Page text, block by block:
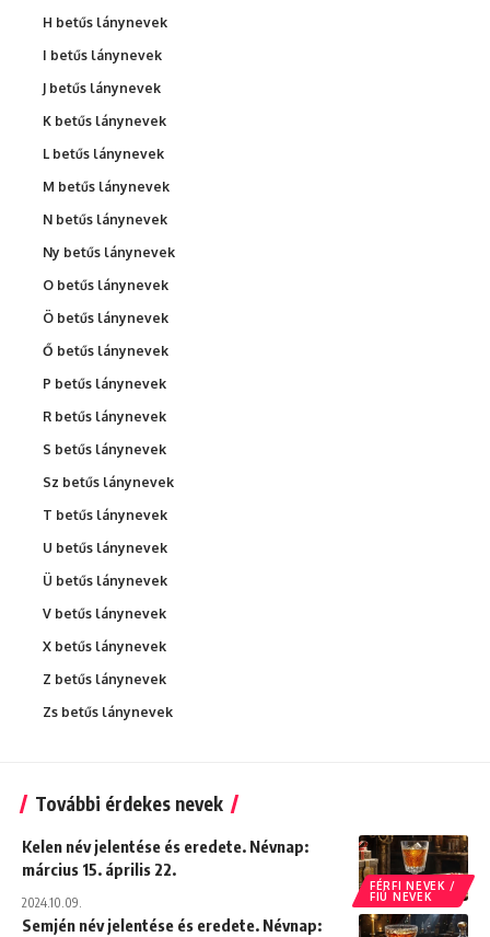
H betűs lánynevek
I betűs lánynevek
J betűs lánynevek
K betűs lánynevek
L betűs lánynevek
M betűs lánynevek
N betűs lánynevek
Ny betűs lánynevek
O betűs lánynevek
Ö betűs lánynevek
Ő betűs lánynevek
P betűs lánynevek
R betűs lánynevek
S betűs lánynevek
Sz betűs lánynevek
T betűs lánynevek
U betűs lánynevek
Ü betűs lánynevek
V betűs lánynevek
X betűs lánynevek
Z betűs lánynevek
Zs betűs lánynevek
További érdekes nevek
FÉRFI NEVEK /
FIÚ NEVEK
Kelen név jelentése és eredete. Névnap:
március 15. április 22.
2024.10.09.
Semjén név jelentése és eredete. Névnap: